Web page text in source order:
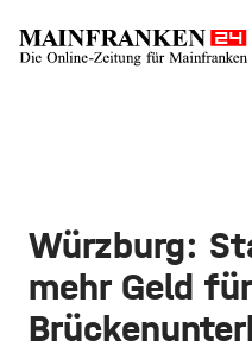
Würzburg:
mehr Geld für